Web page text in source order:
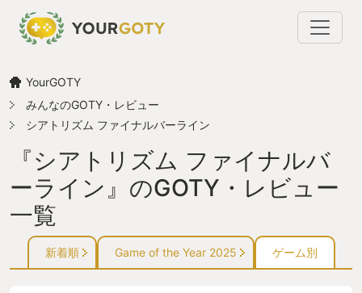
YourGOTY
みんなのGOTY・レビュー
シアトリズム ファイナルバーライン
『シアトリズム ファイナルバ
ーライン』のGOTY・レビュー
一覧
新着順 Game of the Year 2025 ゲーム別